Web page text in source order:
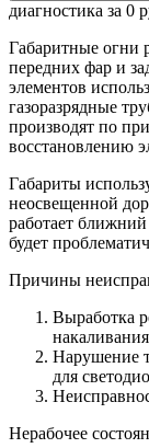
диагностика за 0
Габаритные огни
передних фар и
элементов
газоразрядные
производят по
восстановлению
Габариты
неосвещенной
работает
будет
Причины
Выработка
Нарушение
для
Нерабочее